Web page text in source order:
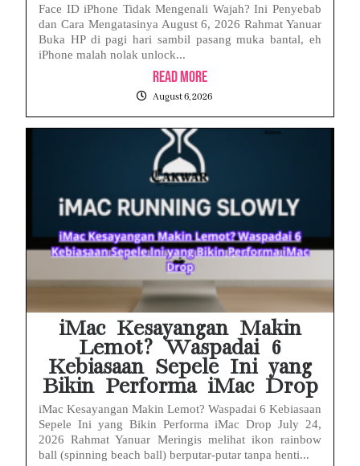
Face ID iPhone Tidak Mengenali Wajah? Ini Penyebab
dan Cara Mengatasinya August 6, 2026 Rahmat Yanuar
Buka HP di pagi hari sambil pasang muka bantal, eh
iPhone malah nolak unlock...
Read More
August 6, 2026
iMac Kesayangan Makin
Lemot? Waspadai 6
Kebiasaan Sepele Ini yang
Bikin Performa iMac Drop
iMac Kesayangan Makin Lemot? Waspadai 6 Kebiasaan
Sepele Ini yang Bikin Performa iMac Drop July 24,
2026 Rahmat Yanuar Meringis melihat ikon rainbow
ball (spinning beach ball) berputar-putar tanpa henti...